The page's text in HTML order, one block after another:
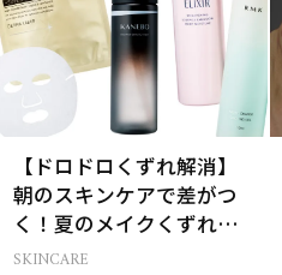
【ドロドロくずれ解消】
朝のスキンケアで差がつ
く！夏のメイクくずれ防
止術
SKINCARE